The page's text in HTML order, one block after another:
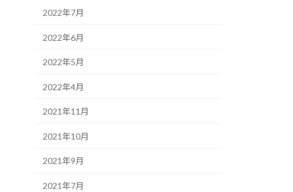
2022年7月
2022年6月
2022年5月
2022年4月
2021年11月
2021年10月
2021年9月
2021年7月